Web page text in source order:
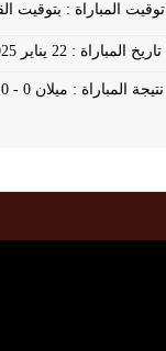
توقيت المباراة : بتوقيت
تاريخ المباراة : 22 يناير 2025
نتيجة المباراة : ميلان 0 - 0 جيرونا